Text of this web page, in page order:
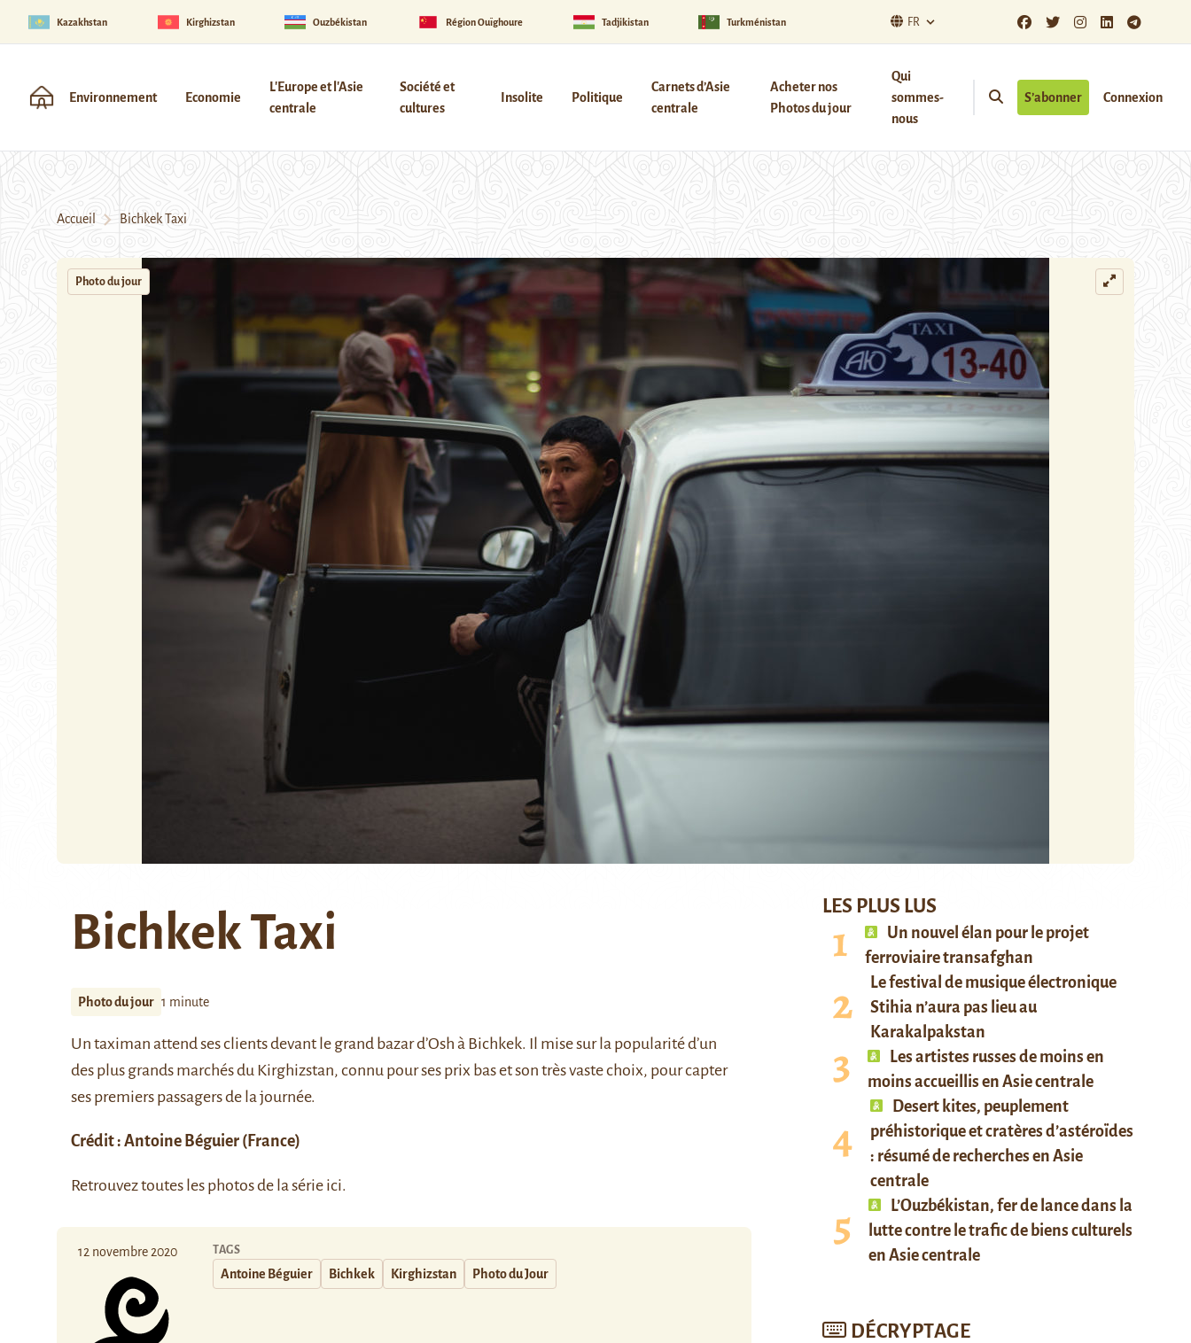
Kazakhstan Kirghizstan Ouzbékistan Région Ouïghoure Tadjikistan Turkménistan FR
Environnement Economie
L'Europe et l'Asie
centrale
Société et
cultures
Insolite Politique
Carnets d’Asie
centrale
Acheter nos
Photos du jour
Qui
sommes-
nous
S’abonner Connexion
Accueil Bichkek Taxi
Photo du jour
Bichkek Taxi
Photo du jour 1 minute
Un taximan attend ses clients devant le grand bazar d’Osh à Bichkek. Il mise sur la popularité d’un
des plus grands marchés du Kirghizstan, connu pour ses prix bas et son très vaste choix, pour capter
ses premiers passagers de la journée.
Crédit : Antoine Béguier (France)
Retrouvez toutes les photos de la série ici.
12 novembre 2020 TAGS
Antoine Béguier Bichkek Kirghizstan Photo du Jour
LES PLUS LUS
Un nouvel élan pour le projet
ferroviaire transafghan
Le festival de musique électronique
Stihia n’aura pas lieu au
Karakalpakstan
Les artistes russes de moins en
moins accueillis en Asie centrale
Desert kites, peuplement
préhistorique et cratères d’astéroïdes
: résumé de recherches en Asie
centrale
L’Ouzbékistan, fer de lance dans la
lutte contre le trafic de biens culturels
en Asie centrale
DÉCRYPTAGE